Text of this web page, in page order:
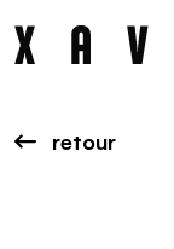
retour